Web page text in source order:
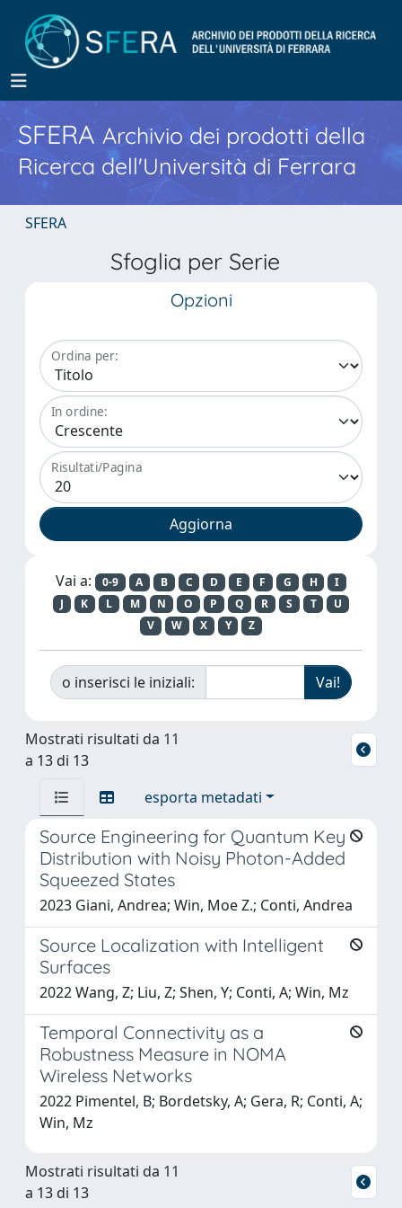
SFERA Archivio dei prodotti della
Ricerca dell'Università di Ferrara
SFERA
Sfoglia per Serie
Opzioni
Ordina per:
In ordine:
Risultati/Pagina
Vai a: 0-9 A B C D E F G H
I
J
K L M N O P Q R S T
U
V
W X Y Z
o inserisci le iniziali:
Mostrati risultati da 11
a 13 di 13
esporta metadati
Source Engineering for Quantum Key
Distribution with Noisy Photon-Added
Squeezed States
2023 Giani, Andrea; Win, Moe Z.; Conti, Andrea
Source Localization with Intelligent
Surfaces
2022 Wang, Z; Liu, Z; Shen, Y; Conti, A; Win, Mz
Temporal Connectivity as a
Robustness Measure in NOMA
Wireless Networks
2022 Pimentel, B; Bordetsky, A; Gera, R; Conti, A;
Win, Mz
Mostrati risultati da 11
a 13 di 13